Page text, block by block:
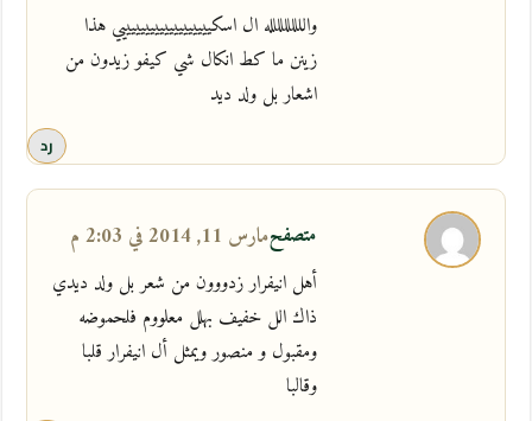
والللللللللله ال اسكيييييييييييييييييييي هذا
زينن ما كط انكال شي كيفو زيدون من
اشعار بل ولد ديد
رد
متصفحمارس 11, 2014 في 2:03 م
أهل انيفرار زدووون من شعر بل ولد ديدي
ذاك الل خفيف بهلل معلووم فلحموضه
ومقبول و منصور ويمثل أل انيفرار قلبا
وقالبا